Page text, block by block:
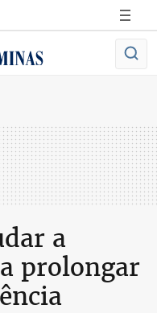
a
prolongar